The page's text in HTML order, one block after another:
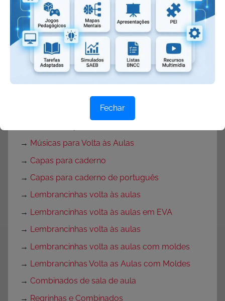
→Dicas Volta às Aulas
→ Texto para o primeiro dia de aula
→Textos de volta às aulas
Mensagem de volta às aulas
Rotina para primeira semana de aula
Decoração de sala de aula
→ Músicas para Volta às Aulas
→ Capas para caderno
→ Capas para caderno de português
→ Lembrancinhas volta às aulas
→ Lembrancinhas volta às aulas em EVA
→ Lembrancinhas volta às aulas
→ Lembrancinhas volta as aulas com moldes
→ Lembrancinhas Volta as Aulas com Moldes
→ Combinados de sala de aula
→ Regrinhas e Combinados
Fechar